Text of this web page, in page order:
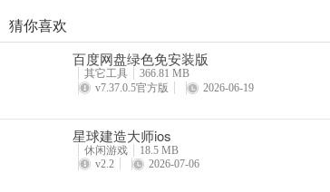
月兔漫游苹果版
详情
猜你喜欢
百度网盘绿色免安装版
其它工具
366.81 MB
v7.37.0.5官方版
2026-06-19
星球建造大师ios
休闲游戏
18.5 MB
v2.2
2026-07-06